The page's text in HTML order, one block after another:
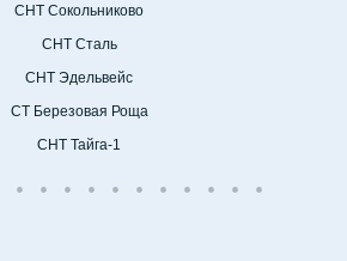
СНТ Сокольниково
СНТ Сталь
СНТ Эдельвейс
СТ Березовая Роща
СНТ Тайга-1